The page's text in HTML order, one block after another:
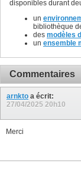
disponibles durant
un
bibliothèque
des modèles
un ensemble
Commentaires
arnkto a écrit:
27/04/2025 20h10
Merci